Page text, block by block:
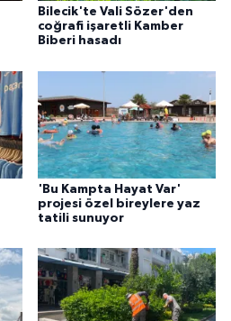
Bilecik'te Vali Sözer'den
coğrafi işaretli Kamber
Biberi hasadı
'Bu Kampta Hayat Var'
projesi özel bireylere yaz
tatili sunuyor